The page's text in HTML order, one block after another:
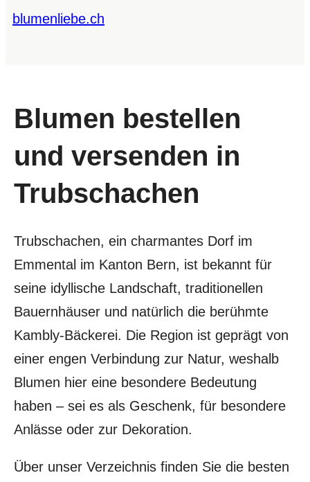
blumenliebe.ch
Blumen bestellen
und versenden in
Trubschachen
Trubschachen, ein charmantes Dorf im
Emmental im Kanton Bern, ist bekannt für
seine idyllische Landschaft, traditionellen
Bauernhäuser und natürlich die berühmte
Kambly-Bäckerei. Die Region ist geprägt von
einer engen Verbindung zur Natur, weshalb
Blumen hier eine besondere Bedeutung
haben – sei es als Geschenk, für besondere
Anlässe oder zur Dekoration.
Über unser Verzeichnis finden Sie die besten